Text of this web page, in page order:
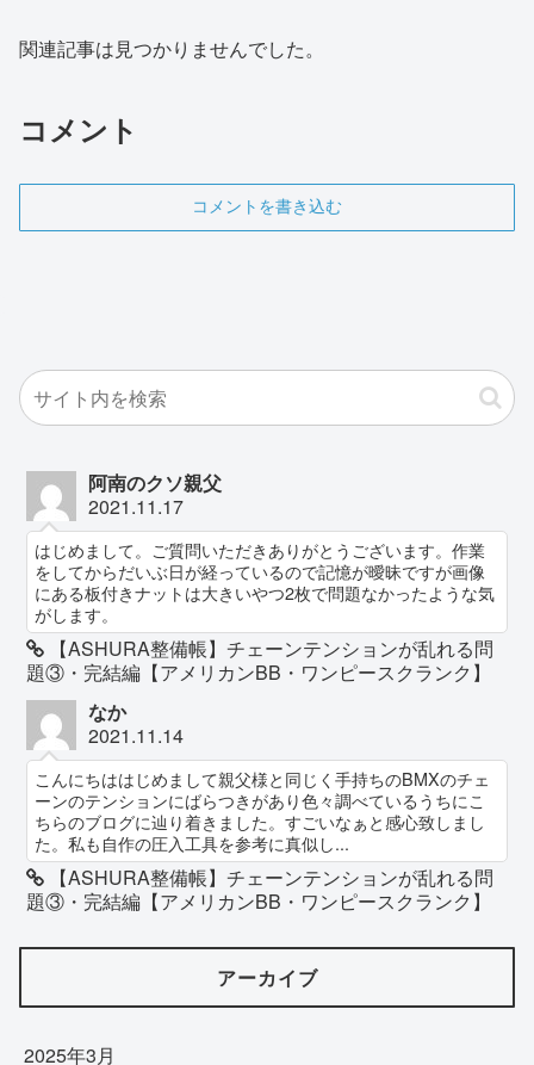
関連記事は見つかりませんでした。
コメント
コメントを書き込む
阿南のクソ親父
2021.11.17
はじめまして。ご質問いただきありがとうございます。作業
をしてからだいぶ日が経っているので記憶が曖昧ですが画像
にある板付きナットは大きいやつ2枚で問題なかったような気
がします。
【ASHURA整備帳】チェーンテンションが乱れる問
題③・完結編【アメリカンBB・ワンピースクランク】
なか
2021.11.14
こんにちははじめまして親父様と同じく手持ちのBMXのチェ
ーンのテンションにばらつきがあり色々調べているうちにこ
ちらのブログに辿り着きました。すごいなぁと感心致しまし
た。私も自作の圧入工具を参考に真似し...
【ASHURA整備帳】チェーンテンションが乱れる問
題③・完結編【アメリカンBB・ワンピースクランク】
アーカイブ
2025年3月